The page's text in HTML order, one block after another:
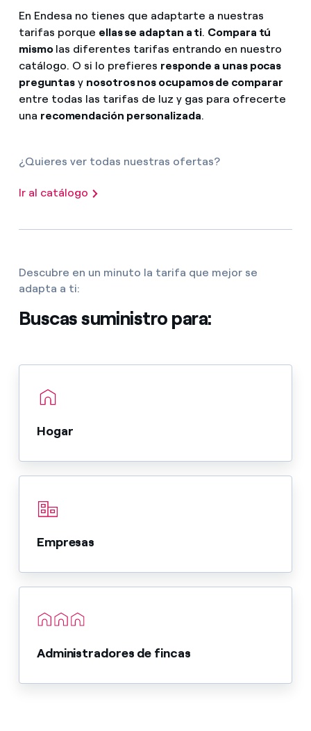
En Endesa no tienes que adaptarte a nuestras
tarifas porque ellas se adaptan a ti. Compara tú
mismolas diferentes tarifas entrando en nuestro
catálogo. O si lo prefieres responde a unas pocas
preguntas y nosotros nos ocupamos de comparar
entre todas las tarifas de luz y gas para ofrecerte
una recomendación personalizada.
¿Quieres ver todas nuestras ofertas?
Ir al catálogo
Descubre en un minuto la tarifa que mejor se
adapta a ti:
Buscas suministro para:
Hogar
Empresas
Administradores de fincas